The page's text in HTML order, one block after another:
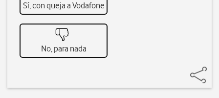
Sí, con queja a Vodafone
No, para nada